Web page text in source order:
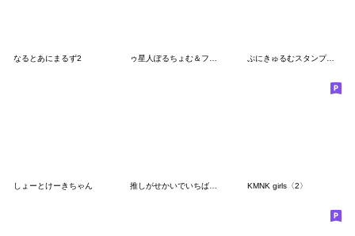
なるとあにまるず2 ぷにきゅるむスタンプ３♡宝物♡
しょーとけーきちゃん 推しがせかいでいちばん♡ KMNK girls〈2〉